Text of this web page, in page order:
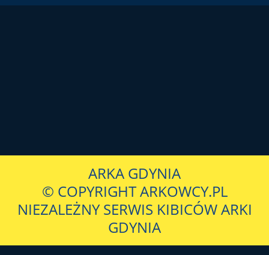
ARKA GDYNIA
© COPYRIGHT ARKOWCY.PL
NIEZALEŻNY SERWIS KIBICÓW ARKI
GDYNIA